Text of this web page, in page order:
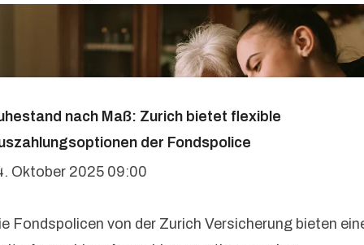
nach Maß: Zurich bietet flexible
der Fondspolice
Oktober 2025 09:00
Fondspolicen von der Zurich Versicherung bieten